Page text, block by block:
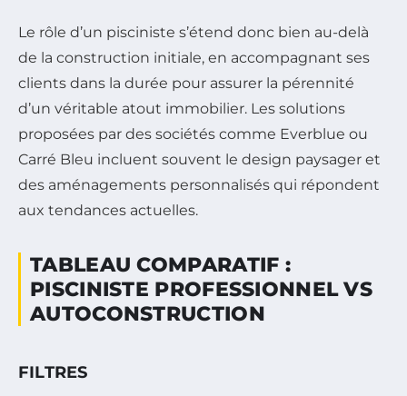
Le rôle d’un pisciniste s’étend donc bien au-delà
de la construction initiale, en accompagnant ses
clients dans la durée pour assurer la pérennité
d’un véritable atout immobilier. Les solutions
proposées par des sociétés comme Everblue ou
Carré Bleu incluent souvent le design paysager et
des aménagements personnalisés qui répondent
aux tendances actuelles.
TABLEAU COMPARATIF :
PISCINISTE PROFESSIONNEL VS
AUTOCONSTRUCTION
FILTRES